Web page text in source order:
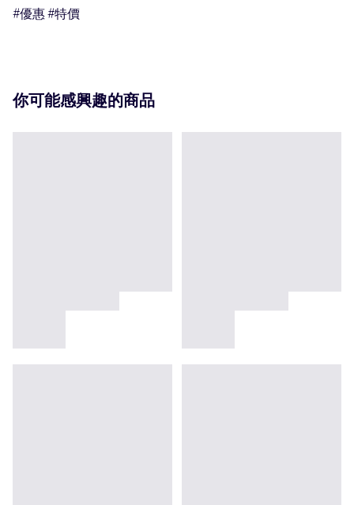
#優惠 #特價
你可能感興趣的商品